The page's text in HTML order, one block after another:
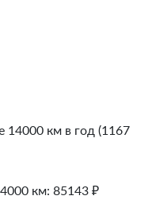
14000 км в год (1167
км: 85143 ₽